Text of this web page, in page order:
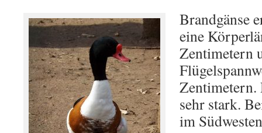
Brandgänse
eine
Zentimetern
Zentimetern.
sehr stark.
im